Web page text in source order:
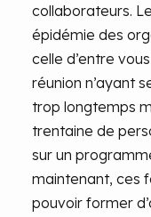
collaborateurs.
épidémie des
celle d’entre
réunion n’ayant
trop longtemps
trentaine de
sur un
maintenant, ces
pouvoir former